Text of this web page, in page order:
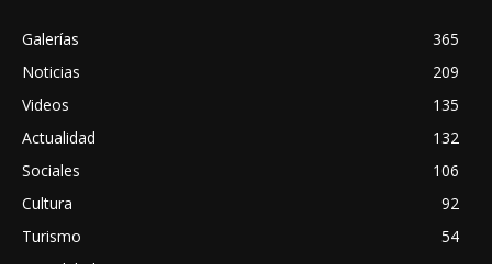
Galerías
365
Noticias
209
Videos
135
Actualidad
132
Sociales
106
Cultura
92
Turismo
54